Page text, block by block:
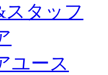
スタッフ
ユース